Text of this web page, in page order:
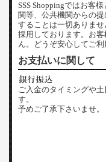
SSS Shoppingではお客
関等、公共機関からの
することは一切ありま
採用しております。お
ん。どうぞ安心してご利
お支払いに関して
ご入金のタイミングや
す。
予めご了承下さいませ。